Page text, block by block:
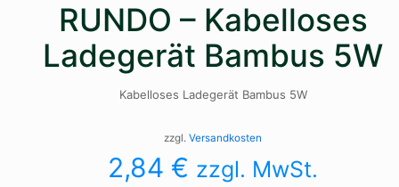
RUNDO – Kabelloses
Ladegerät Bambus 5W
Kabelloses Ladegerät Bambus 5W
zzgl. Versandkosten
2,84 € zzgl. MwSt.